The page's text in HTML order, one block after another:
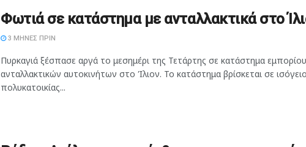
Φωτιά σε κατάστημα με ανταλλακτικά στο
3 ΜΉΝΕΣ ΠΡΙΝ
Πυρκαγιά ξέσπασε αργά το μεσημέρι της Τετάρτης σε κατάστημα εμπορίου
ανταλλακτικών αυτοκινήτων στο Ίλιον. Το κατάστημα βρίσκεται σε ισόγειο
πολυκατοικίας...